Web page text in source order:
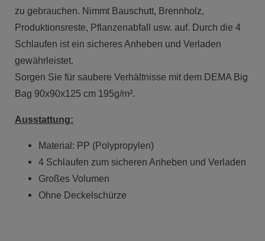
zu gebrauchen. Nimmt Bauschutt, Brennholz,
Produktionsreste, Pflanzenabfall usw. auf. Durch die 4
Schlaufen ist ein sicheres Anheben und Verladen
gewährleistet.
Sorgen Sie für saubere Verhältnisse mit dem DEMA Big
Bag 90x90x125 cm 195g/m².
Ausstattung:
Material: PP (Polypropylen)
4 Schlaufen zum sicheren Anheben und Verladen
Großes Volumen
Ohne Deckelschürze